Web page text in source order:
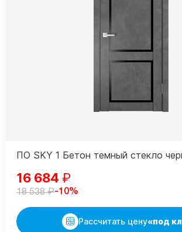
ПО SKY 1 Бетон темный стекло
16 684 ₽
18 538₽-10%
Рассчитать цену«под